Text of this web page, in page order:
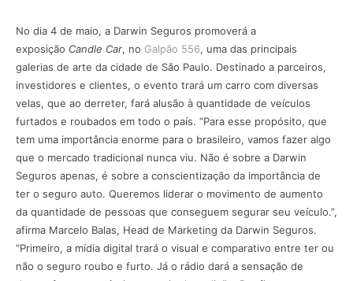
No dia 4 de maio, a Darwin Seguros promoverá a
exposição Candle Car, no Galpão 556, uma das principais
galerias de arte da cidade de São Paulo. Destinado a parceiros,
investidores e clientes, o evento trará um carro com diversas
velas, que ao derreter, fará alusão à quantidade de veículos
furtados e roubados em todo o país. “Para esse propósito, que
tem uma importância enorme para o brasileiro, vamos fazer algo
que o mercado tradicional nunca viu. Não é sobre a Darwin
Seguros apenas, é sobre a conscientização da importância de
ter o seguro auto. Queremos liderar o movimento de aumento
da quantidade de pessoas que conseguem segurar seu veículo.”,
afirma Marcelo Balas, Head de Marketing da Darwin Seguros.
“Primeiro, a mídia digital trará o visual e comparativo entre ter ou
não o seguro roubo e furto. Já o rádio dará a sensação de